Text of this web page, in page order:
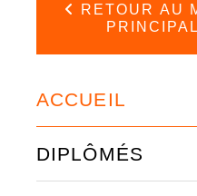
RETOUR AU
PRINCIPAL
ACCUEIL
DIPLÔMÉS